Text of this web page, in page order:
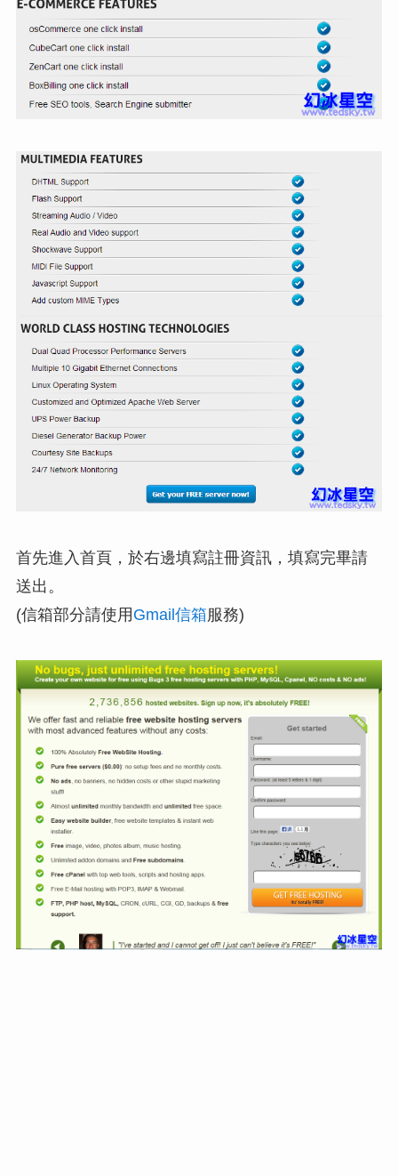
首先進入首頁，於右邊填寫註冊資訊，填寫完畢請
送出。
(信箱部分請使用 Gmail信箱服務)